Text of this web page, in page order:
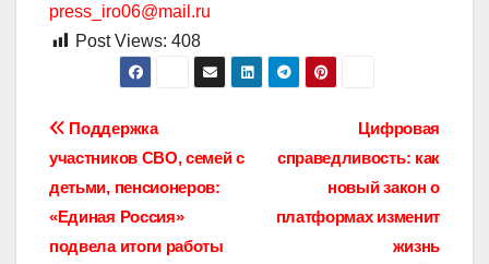
press_iro06@mail.ru
Post Views: 408
Навигация
по
записям
Цифровая
справедливость: как
новый закон о
платформах изменит
жизнь
Поддержка
участников СВО, семей с
детьми, пенсионеров:
«Единая Россия»
подвела итоги работы